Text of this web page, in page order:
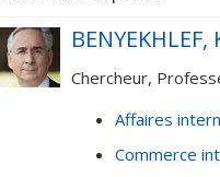
Chercheur,
Affaires
Commerce